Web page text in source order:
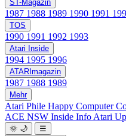
ST-Magazin
1987 1988 1989 1990 1991
TOS
1990 1991 1992 1993
Atari Inside
1994 1995 1996
ATARImagazin
1987 1988 1989
Mehr
Atari Phile Happy Computer
ACE NSW Inside Info Atari
🌞 🌙
☰